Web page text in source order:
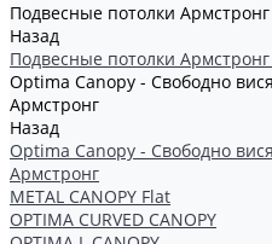
Подвесные потолки
Назад
Подвесные потолки
Optima Canopy - Свободно
Армстронг
Назад
Optima Canopy - Свободно
Армстронг
METAL CANOPY Flat
OPTIMA CURVED CANOPY